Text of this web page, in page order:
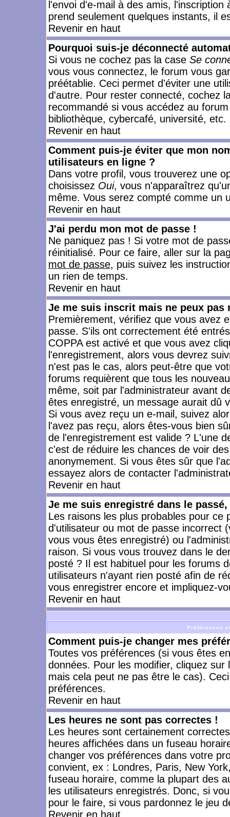
l'envoi d'e-mail à des amis,
prend seulement quelques instants, il
Revenir en haut
Pourquoi suis-je déconnecté
Si vous ne cochez pas la case Se
vous vous connectez, le forum vous
préétablie. Ceci permet d'éviter une
d'autre. Pour rester connecté, cochez
recommandé si vous accédez au
bibliothèque, cybercafé, université, etc.
Revenir en haut
Comment puis-je éviter que mon
utilisateurs en ligne ?
Dans votre profil, vous trouverez une
choisissez Oui, vous n'apparaîtrez
même. Vous serez compté comme un
Revenir en haut
J'ai perdu mon mot de passe !
Ne paniquez pas ! Si votre mot de
réinitialisé. Pour ce faire, aller sur la
mot de passe, puis suivez les
un rien de temps.
Revenir en haut
Je me suis inscrit mais ne peux pas
Premièrement, vérifiez que vous avez
passe. S'ils ont correctement été
COPPA est activé et que vous avez
l'enregistrement, alors vous devrez
n'est pas le cas, alors peut-être que
forums requièrent que tous les
même, soit par l'administrateur avant
êtes enregistré, un message aurait dû
Si vous avez reçu un e-mail, suivez
l'avez pas reçu, alors êtes-vous bien
de l'enregistrement est valide ? L'une
c'est de réduire les chances de voir
anonymement. Si vous êtes sûr que
essayez alors de contacter
Revenir en haut
Je me suis enregistré dans le
Les raisons les plus probables pour
d'utilisateur ou mot de passe incorrect
vous vous êtes enregistré) ou
raison. Si vous vous trouvez dans le
posté ? Il est habituel pour les forums
utilisateurs n'ayant rien posté afin de
vous enregistrer encore et impliquez-
Revenir en haut
Préférences
Comment puis-je changer mes
Toutes vos préférences (si vous êtes
données. Pour les modifier, cliquez sur
mais cela peut ne pas être le cas).
préférences.
Revenir en haut
Les heures ne sont pas correctes !
Les heures sont certainement
heures affichées dans un fuseau
changer vos préférences dans votre
convient, ex : Londres, Paris, New
fuseau horaire, comme la plupart des
les utilisateurs enregistrés. Donc, si
pour le faire, si vous pardonnez le jeu
Revenir en haut